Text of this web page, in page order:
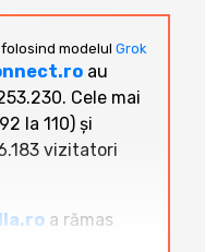
folosind modelul Grok
au
Cele mai
la 110) și
vizitatori
a rămas